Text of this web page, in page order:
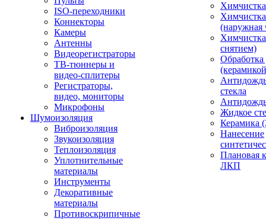
ISO-переходники
Коннекторы
Камеры
Антенны
Видеорегистраторы
ТВ-тюннеры и
видео-сплитеры
Регистраторы,
видео, мониторы
Микрофоны
Шумоизоляция
Виброизоляция
Звукоизоляция
Теплоизоляция
Уплотнительные
материалы
Инструменты
Декоративные
материалы
Противоскрипичные
(наружная
снятием)
Обработка
стекла
Жидкое
Керамика
Нанесение
Плановая
ЛКП